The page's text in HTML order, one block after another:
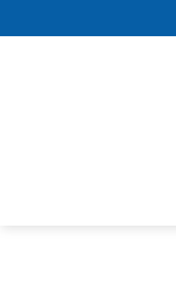
to